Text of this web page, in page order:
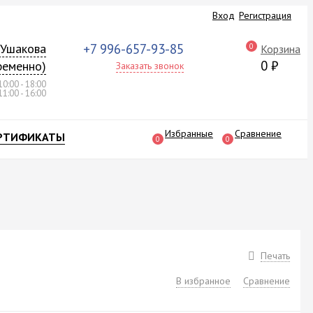
Вход Регистрация
- 18:00
- 16:00
+7 996-657-93-85
Заказать звонок
0 Корзина
0 ₽
0 Избранные 0 Сравнение
Печать
В избранное Сравнение